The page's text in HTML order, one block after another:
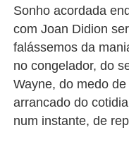
Sonho acordada
com Joan Didion
falássemos da
no congelador, do
Wayne, do medo
arrancado do
num instante, de